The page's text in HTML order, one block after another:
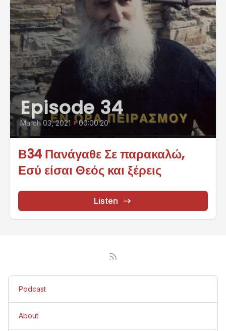
Episode 34
March 03, 2021 • 00:00:20
Β34 Πανάγαθε Σε παρακαλώ,
Εσύ είσαι Θεός και ξέρεις
Listen
Podcast
About